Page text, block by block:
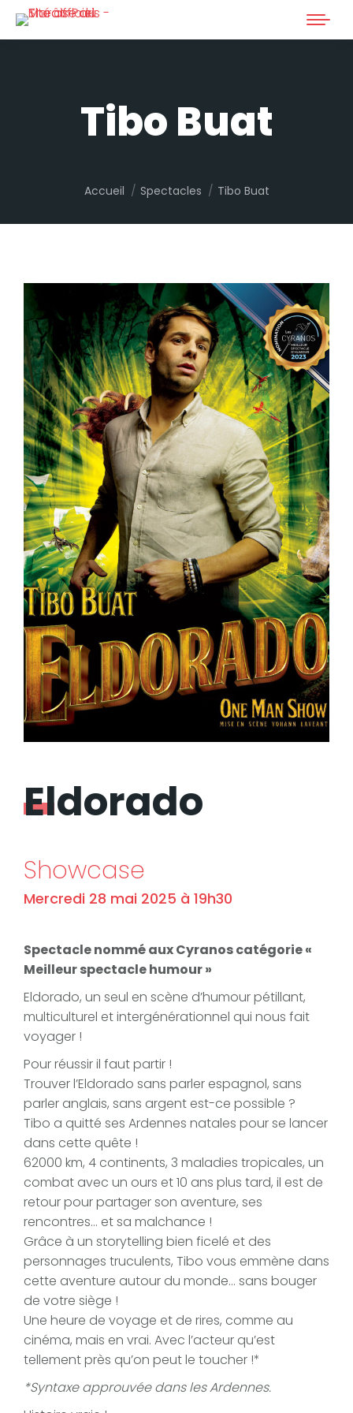
Tibo Buat
Vous êtes ici :
Accueil Spectacles Tibo Buat
Eldorado
Showcase
Mercredi 28 mai 2025 à 19h30
Spectacle nommé aux Cyranos catégorie «
Meilleur spectacle humour »
Eldorado, un seul en scène d’humour pétillant,
multiculturel et intergénérationnel qui nous fait
voyager !
Pour réussir il faut partir !
Trouver l’Eldorado sans parler espagnol, sans
parler anglais, sans argent est-ce possible ?
Tibo a quitté ses Ardennes natales pour se lancer
dans cette quête !
62000 km, 4 continents, 3 maladies tropicales, un
combat avec un ours et 10 ans plus tard, il est de
retour pour partager son aventure, ses
rencontres… et sa malchance !
Grâce à un storytelling bien ficelé et des
personnages truculents, Tibo vous emmène dans
cette aventure autour du monde… sans bouger
de votre siège !
Une heure de voyage et de rires, comme au
cinéma, mais en vrai. Avec l’acteur qu’est
tellement près qu’on peut le toucher !*
*Syntaxe approuvée dans les Ardennes.